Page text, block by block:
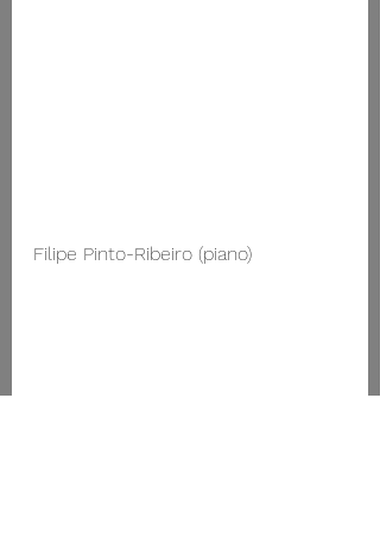
Filipe Pinto-Ribeiro (piano)